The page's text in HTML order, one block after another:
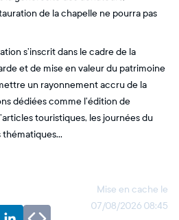
de la chapelle ne pourra pas
s’inscrit dans le cadre de la
et de mise en valeur du patrimoine
un rayonnement accru de la
dédiées comme l’édition de
touristiques, les journées du
thématiques…
Mise en cache le
07/08/2026 08:45